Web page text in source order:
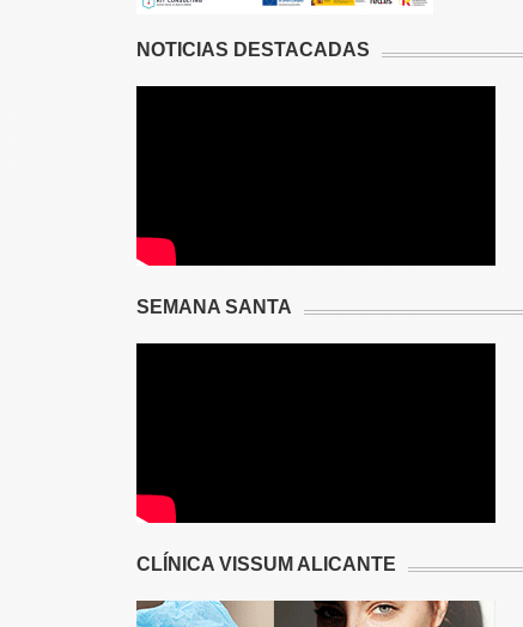
NOTICIAS DESTACADAS
SEMANA SANTA
CLÍNICA VISSUM ALICANTE